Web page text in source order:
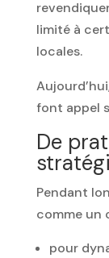
limité à
locales.
font appel
De
Pendant
comme un
pour